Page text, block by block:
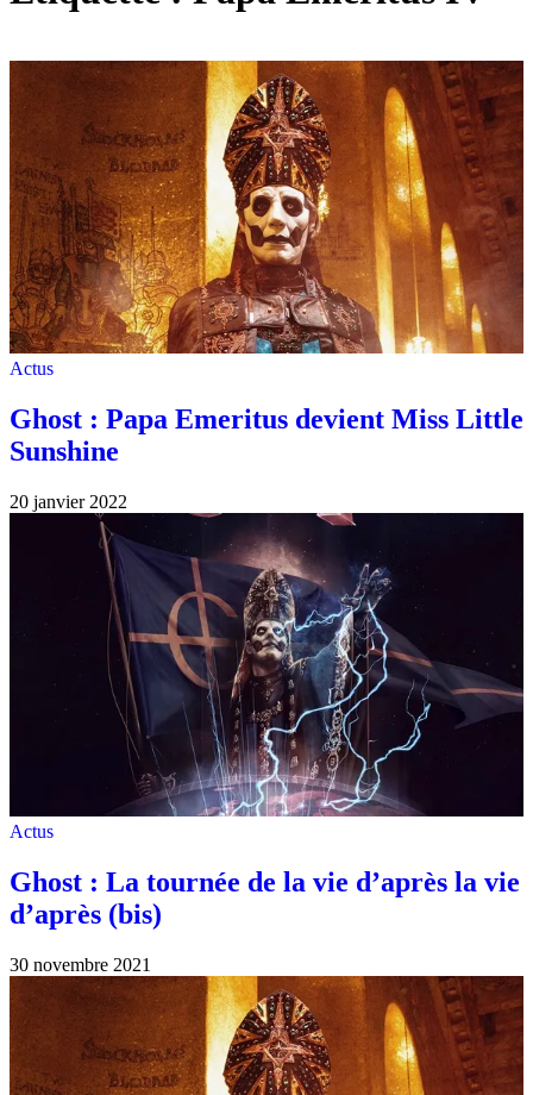
Actus
Ghost : Papa Emeritus devient Miss Little
Sunshine
20 janvier 2022
Actus
Ghost : La tournée de la vie d’après la vie
d’après (bis)
30 novembre 2021